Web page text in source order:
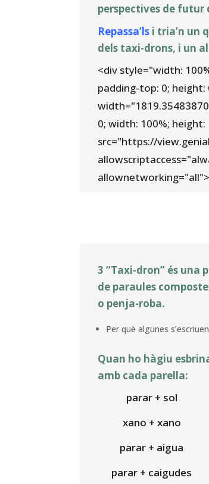
perspectives de futur
Repassa’ls i tria’n un
dels taxi-drons, i un
<div style="width:
padding-top: 0;
0; width: 100%; height:
src="https://
3 “Taxi-dron” és una
de paraules
o penja-roba.
Per què algunes
Quan ho hàgiu
amb cada parella:
parar + sol
xano + xano
parar + aigua
parar + caigudes